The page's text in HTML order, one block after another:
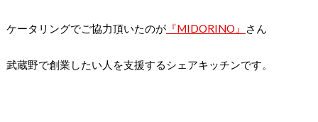
ケータリングでご協力頂いたのが『MIDORINO』 さん
武蔵野で創業したい人を支援するシェアキッチンです。